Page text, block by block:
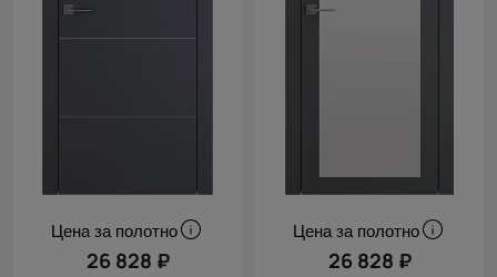
Цена за полотно
26 828 ₽
Цена за полотно
26 828 ₽